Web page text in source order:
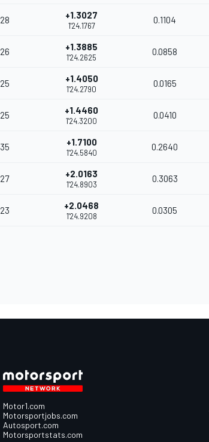
28 +1.3027
1'24.1767
0.1104
26 +1.3885
1'24.2625
0.0858
25 +1.4050
1'24.2790
0.0165
25 +1.4460
1'24.3200
0.0410
35 +1.7100
1'24.5840
0.2640
27 +2.0163
1'24.8903
0.3063
23 +2.0468
1'24.9208
0.0305
Motor1.com
Motorsportjobs.com
Autosport.com
Motorsportstats.com